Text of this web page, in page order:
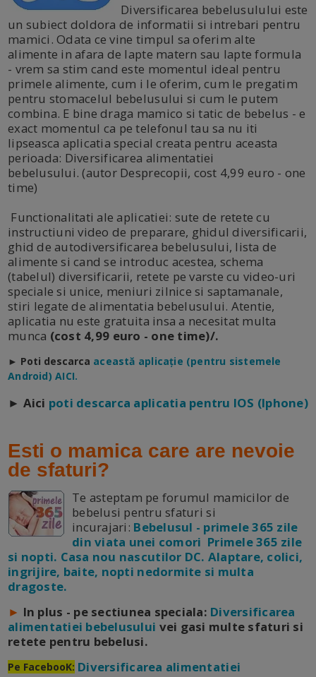
Diversificarea bebelusulului este
un subiect doldora de informatii si intrebari pentru
mamici. Odata ce vine timpul sa oferim alte
alimente in afara de lapte matern sau lapte formula
- vrem sa stim cand este momentul ideal pentru
primele alimente, cum i le oferim, cum le pregatim
pentru stomacelul bebelusului si cum le putem
combina. E bine draga mamico si tatic de bebelus - e
exact momentul ca pe telefonul tau sa nu iti
lipseasca aplicatia special creata pentru aceasta
perioada: Diversificarea alimentatiei
bebelusului. (autor Desprecopii, cost 4,99 euro - one
time)
Functionalitati ale aplicatiei: sute de retete cu
instructiuni video de preparare, ghidul diversificarii,
ghid de autodiversificarea bebelusului, lista de
alimente si cand se introduc acestea, schema
(tabelul) diversificarii, retete pe varste cu video-uri
speciale si unice, meniuri zilnice si saptamanale,
stiri legate de alimentatia bebelusului. Atentie,
aplicatia nu este gratuita insa a necesitat multa
munca (cost 4,99 euro - one time)/.
► Poti descarca această aplicație (pentru sistemele
Android) AICI.
► Aici poti descarca aplicatia pentru IOS (Iphone)
Esti o mamica care are nevoie
de sfaturi?
Te asteptam pe forumul mamicilor de
bebelusi pentru sfaturi si
incurajari: Bebelusul - primele 365 zile
din viata unei comori Primele 365 zile
si nopti. Casa nou nascutilor DC. Alaptare, colici,
ingrijire, baite, nopti nedormite si multa
dragoste.
► In plus - pe sectiunea speciala: Diversificarea
alimentatiei bebelusului vei gasi multe sfaturi si
retete pentru bebelusi.
Pe FacebooK: Diversificarea alimentatiei